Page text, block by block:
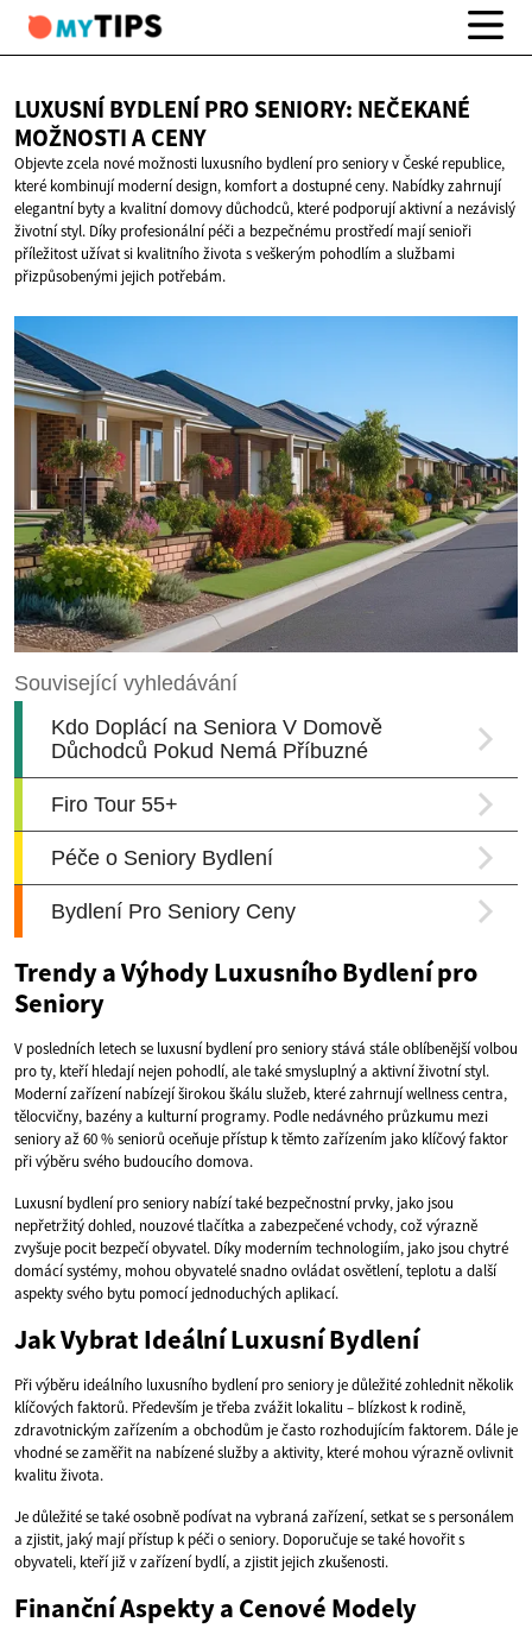
LUXUSNÍ BYDLENÍ PRO SENIORY: NEČEKANÉ
MOŽNOSTIA CENY
Objevte zcela nové možnosti luxusního bydlení pro seniory v České republice,
které kombinují moderní design, komfort a dostupné ceny. Nabídky zahrnují
elegantní byty a kvalitní domovy důchodců, které podporují aktivní a nezávislý
životní styl. Díky profesionální péči a bezpečnému prostředí mají senioři
příležitost užívat si kvalitního života s veškerým pohodlím a službami
přizpůsobenými jejich potřebám.
Trendy a Výhody Luxusního Bydlení pro
Seniory
V posledních letech se luxusní bydlení pro seniory stává stále oblíbenější volbou
pro ty, kteří hledají nejen pohodlí, ale také smysluplný a aktivní životní styl.
Moderní zařízení nabízejí širokou škálu služeb, které zahrnují wellness centra,
tělocvičny, bazény a kulturní programy. Podle nedávného průzkumu mezi
seniory až 60 % seniorů oceňuje přístup k těmto zařízením jako klíčový faktor
při výběru svého budoucího domova.
Luxusní bydlení pro seniory nabízí také bezpečnostní prvky, jako jsou
nepřetržitý dohled, nouzové tlačítka a zabezpečené vchody, což výrazně
zvyšuje pocit bezpečí obyvatel. Díky moderním technologiím, jako jsou chytré
domácí systémy, mohou obyvatelé snadno ovládat osvětlení, teplotu a další
aspekty svého bytu pomocí jednoduchých aplikací.
Jak Vybrat Ideální Luxusní Bydlení
Při výběru ideálního luxusního bydlení pro seniory je důležité zohlednit několik
klíčových faktorů. Především je třeba zvážit lokalitu – blízkost k rodině,
zdravotnickým zařízením a obchodům je často rozhodujícím faktorem. Dále je
vhodné se zaměřit na nabízené služby a aktivity, které mohou výrazně ovlivnit
kvalitu života.
Je důležité se také osobně podívat na vybraná zařízení, setkat se s personálem
a zjistit, jaký mají přístup k péči o seniory. Doporučuje se také hovořit s
obyvateli, kteří již v zařízení bydlí, a zjistit jejich zkušenosti.
Finanční Aspekty a Cenové Modely